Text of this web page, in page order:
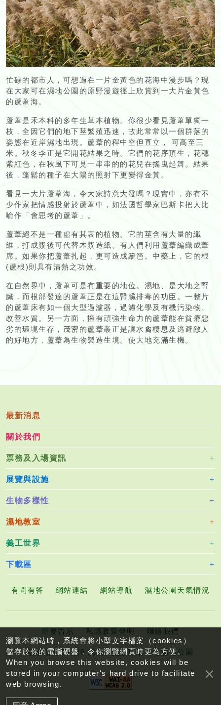
忙碌的都市人，可想過在一片金黃色的花海中漫步嗎？現
在大家可在濕地公園的原野漫遊徑上欣賞到一大片金黃色
的蘆葦海。
蘆葦是禾本科的多年生草本植物。你很少看見蘆葦單獨一
枝，全因它們的地下莖繁殖迅速，故此常常以一個群落的
姿態在近岸濕地出現。蘆葦的稈中空但直立， 可高至三
米。秋冬季正是它開花結果之時。它們的花序頂生，花穗
紫紅色，在秋風下可見一串串的的花兒在搖曳起舞。結果
後，蓬鬆的種子在大陽的照射下更變得金黃。
看見一大片蘆葦海，令大家詩意大發嗎？現實中，亦有不
少作家把情感投射於蘆葦中，如法國哲學家巴斯卡把人比
喻作「會思考的蘆葦」。
蘆葦絕不是一種虛有其表的植物。它的莖含有大量的纖
維，打成漿後可代替木漿造紙。有人們利用蘆葦編織成葦
席。如果你把蘆葦扎起，更可造成籬笆。中藥上，它的根
(蘆根)則具有清熱之功效。
在自然界中，蘆葦可是有重要的地位。濕地、是大地之腎
臟，而根部發達的蘆葦正是在這腎臟排毒的功臣。一整片
的蘆葦床有如一個大型過濾器，過濾化學及有機污染物、
改善水質。另一方面，擁有頑強生命力的蘆葦能在貧瘠惡
劣的環境生存，茂密的蘆葦叢正是讓水禽棲息及逃避敵人
的好地方，蘆葦為生物製造生境。使大地充滿生機。
最新消息
關於我們
票務及入場資訊
展覽與設施
生物多樣性
濕地教室
義工世界
下載區
有問有答 網站連結 網站導航 濕地公園天氣情況
重要告示 私隱政策聲明 聯絡我們
版權所有©2026 漁農自然護理署香港濕地公園
瀏覽本網站時，系統會將小型文字檔案（cookies）
儲存於你的電腦硬盤，令你瀏覽網頁時更為方便。
When you browse this website, cookies will be
stored in your computer's hard drive to facilitate
web browsing.